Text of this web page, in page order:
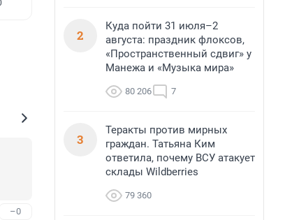
–0
2
Куда пойти 31 июля–2
августа: праздник флоксов,
«Пространственный сдвиг» у
Манежа и «Музыка мира»
80 206 7
3
Теракты против мирных
граждан. Татьяна Ким
ответила, почему ВСУ атакует
склады Wildberries
79 360